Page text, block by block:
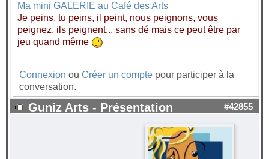
Ma mini GALERIE au Café des Arts
Je peins, tu peins, il peint, nous peignons, vous
peignez, ils peignent... sans dé mais ce peut être par
jeu quand même
Connexion ou Créer un compte pour participer à la
conversation.
Guniz Arts - Présentation #42855